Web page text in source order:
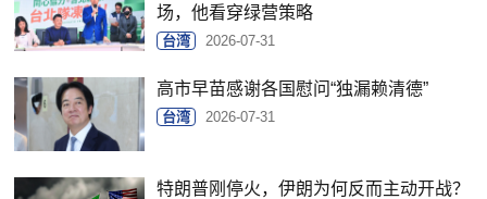
场，他看穿绿营策略
台湾 2026-07-31
高市早苗感谢各国慰问“独漏赖清德”
台湾 2026-07-31
特朗普刚停火，伊朗为何反而主动开战？